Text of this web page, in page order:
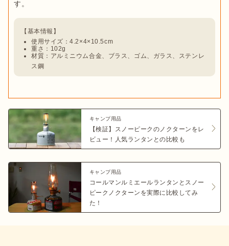
使用サイズ：4.2×4×10.5cm
重さ：102g
材質：アルミニウム合金、ブラス、ゴム、ガラス、ステンレ
ス鋼
キャンプ用品
【検証】スノーピークのノクターンをレ
ビュー！人気ランタンとの比較も
キャンプ用品
コールマンルミエールランタンとスノー
ピークノクターンを実際に比較してみ
た！